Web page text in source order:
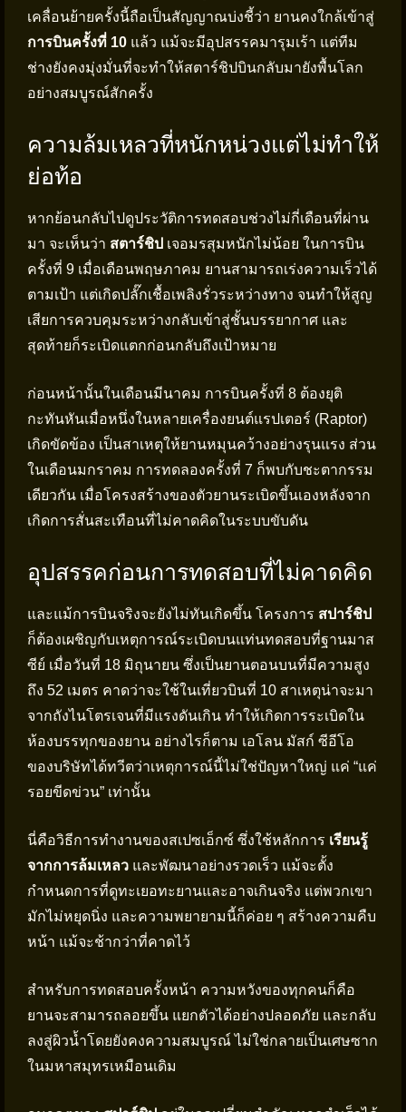
เคลื่อนย้ายครั้งนี้ถือเป็นสัญญาณบ่งชี้ว่า ยานคงใกล้เข้าสู่
การบินครั้งที่ 10 แล้ว แม้จะมีอุปสรรคมารุมเร้า แต่ทีม
ช่างยังคงมุ่งมั่นที่จะทำให้สตาร์ชิปบินกลับมายังพื้นโลก
อย่างสมบูรณ์สักครั้ง
ความล้มเหลวที่หนักหน่วงแต่ไม่ทำให้
ย่อท้อ
หากย้อนกลับไปดูประวัติการทดสอบช่วงไม่กี่เดือนที่ผ่าน
มา จะเห็นว่า สตาร์ชิป เจอมรสุมหนักไม่น้อย ในการบิน
ครั้งที่ 9 เมื่อเดือนพฤษภาคม ยานสามารถเร่งความเร็วได้
ตามเป้า แต่เกิดปลั๊กเชื้อเพลิงรั่วระหว่างทาง จนทำให้สูญ
เสียการควบคุมระหว่างกลับเข้าสู่ชั้นบรรยากาศ และ
สุดท้ายก็ระเบิดแตกก่อนกลับถึงเป้าหมาย
ก่อนหน้านั้นในเดือนมีนาคม การบินครั้งที่ 8 ต้องยุติ
กะทันหันเมื่อหนึ่งในหลายเครื่องยนต์แรปเตอร์ (Raptor)
เกิดขัดข้อง เป็นสาเหตุให้ยานหมุนคว้างอย่างรุนแรง ส่วน
ในเดือนมกราคม การทดลองครั้งที่ 7 ก็พบกับชะตากรรม
เดียวกัน เมื่อโครงสร้างของตัวยานระเบิดขึ้นเองหลังจาก
เกิดการสั่นสะเทือนที่ไม่คาดคิดในระบบขับดัน
อุปสรรคก่อนการทดสอบที่ไม่คาดคิด
และแม้การบินจริงจะยังไม่ทันเกิดขึ้น โครงการ สปาร์ชิป
ก็ต้องเผชิญกับเหตุการณ์ระเบิดบนแท่นทดสอบที่ฐานมาส
ซีย์ เมื่อวันที่ 18 มิถุนายน ซึ่งเป็นยานตอนบนที่มีความสูง
ถึง 52 เมตร คาดว่าจะใช้ในเที่ยวบินที่ 10 สาเหตุน่าจะมา
จากถังไนโตรเจนที่มีแรงดันเกิน ทำให้เกิดการระเบิดใน
ห้องบรรทุกของยาน อย่างไรก็ตาม เอโลน มัสก์ ซีอีโอ
ของบริษัทได้ทวีตว่าเหตุการณ์นี้ไม่ใช่ปัญหาใหญ่ แค่ “แค่
รอยขีดข่วน” เท่านั้น
นี่คือวิธีการทำงานของสเปซเอ็กซ์ ซึ่งใช้หลักการ เรียนรู้
จากการล้มเหลว และพัฒนาอย่างรวดเร็ว แม้จะตั้ง
กำหนดการที่ดูทะเยอทะยานและอาจเกินจริง แต่พวกเขา
มักไม่หยุดนิ่ง และความพยายามนี้ก็ค่อย ๆ สร้างความคืบ
หน้า แม้จะช้ากว่าที่คาดไว้
สำหรับการทดสอบครั้งหน้า ความหวังของทุกคนก็คือ
ยานจะสามารถลอยขึ้น แยกตัวได้อย่างปลอดภัย และกลับ
ลงสู่ผิวน้ำโดยยังคงความสมบูรณ์ ไม่ใช่กลายเป็นเศษซาก
ในมหาสมุทรเหมือนเดิม